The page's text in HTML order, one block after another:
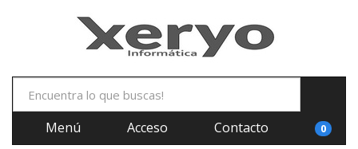
Menú Acceso Contacto 0